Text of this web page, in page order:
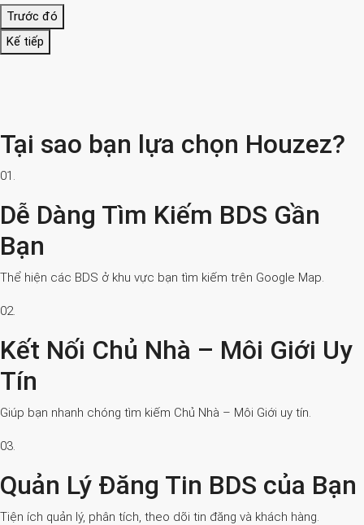
Trước đó
Kế tiếp
Tại sao bạn lựa chọn Houzez?
01.
Dễ Dàng Tìm Kiếm BDS Gần
Bạn
Thể hiện các BDS ở khu vực bạn tìm kiếm trên Google Map.
02.
Kết Nối Chủ Nhà – Môi Giới Uy
Tín
Giúp bạn nhanh chóng tìm kiếm Chủ Nhà – Môi Giới uy tín.
03.
Quản Lý Đăng Tin BDS của Bạn
Tiện ích quản lý, phân tích, theo dõi tin đăng và khách hàng.